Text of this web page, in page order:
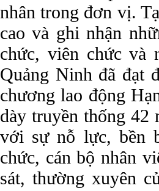
nhân trong đơn vị.
cao và ghi nhận
chức, viên chức và
Quảng Ninh đã đạt
chương lao động
dày truyền thống 42
với sự nỗ lực, bền
chức, cán bộ nhân
sát, thường xuyên